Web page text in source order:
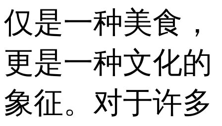
仅是一种美食，
更是一种文化的
象征。对于许多